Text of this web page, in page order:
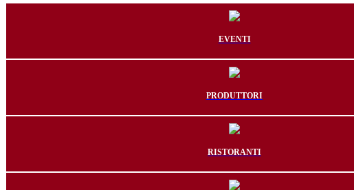
EVENTI
PRODUTTORI
RISTORANTI